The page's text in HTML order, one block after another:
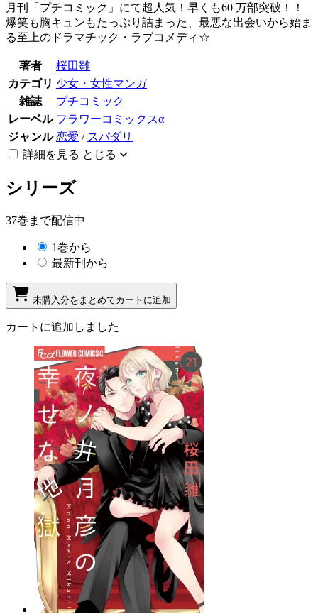
月刊「プチコミック」にて超人気！早くも60 万部突破！！
爆笑も胸キュンもたっぷり詰まった、最悪な出会いから始ま
る至上のドラマチック・ラブコメディ☆
著者
桜田雛
カテゴリ 少女・女性マンガ
雑誌
プチコミック
レーベル フラワーコミックスα
ジャンル 恋愛 / スパダリ
詳細を見る とじる
シリーズ
37巻まで配信中
1巻から
最新刊から
未購入分をまとめてカートに追加
カートに追加しました